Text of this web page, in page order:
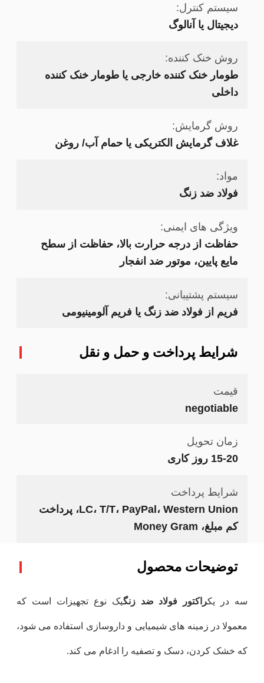
سیستم کنترل:
دیجیتال یا آنالوگ
روش خنک کننده:
طومار خنک کننده خارجی یا طومار خنک کننده
داخلی
روش گرمایش:
غلاف گرمایش الکتریکی یا حمام آب/ روغن
مواد:
فولاد ضد زنگ
ویژگی های ایمنی:
حفاظت از درجه حرارت بالا، حفاظت از سطح
مایع پایین، موتور ضد انفجار
سیستم پشتیبانی:
فریم از فولاد ضد زنگ یا فریم آلومینیومی
شرایط پرداخت و حمل و نقل
قیمت
negotiable
زمان تحویل
15-20 روز کاری
شرایط پرداخت
LC، T/T، PayPal، Western Union، پرداخت
کم مبلغ، Money Gram
توضیحات محصول
سه در يکراکتور فولاد ضد زنگیک نوع تجهیزات است که
معمولا در زمینه های شیمیایی و داروسازی استفاده می شود،
که خشک کردن، دسک و تصفیه را ادغام می کند.